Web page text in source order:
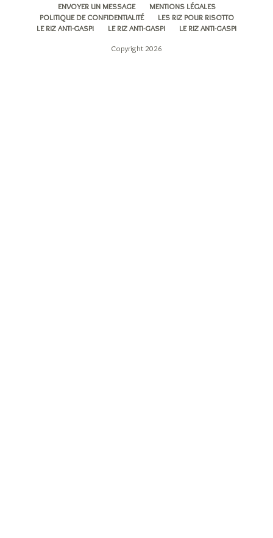
ENVOYER UN MESSAGE
MENTIONS LÉGALES
POLITIQUE DE CONFIDENTIALITÉ
LES RIZ POUR RISOTTO
LE RIZ ANTI-GASPI
LE RIZ ANTI-GASPI LE RIZ ANTI-GASPI
Copyright 2026